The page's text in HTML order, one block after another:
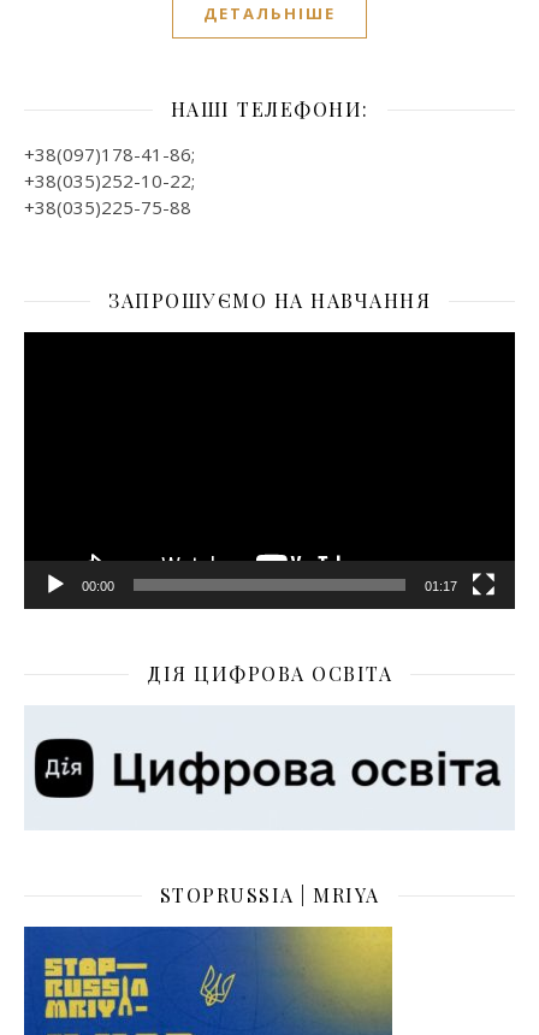
ДЕТАЛЬНІШЕ
НАШІ ТЕЛЕФОНИ:
+38(097)178-41-86;
+38(035)252-10-22;
+38(035)225-75-88
ЗАПРОШУЄМО НА НАВЧАННЯ
00:00 01:17
ДІЯ ЦИФРОВА ОСВІТА
STOPRUSSIA | MRIYA